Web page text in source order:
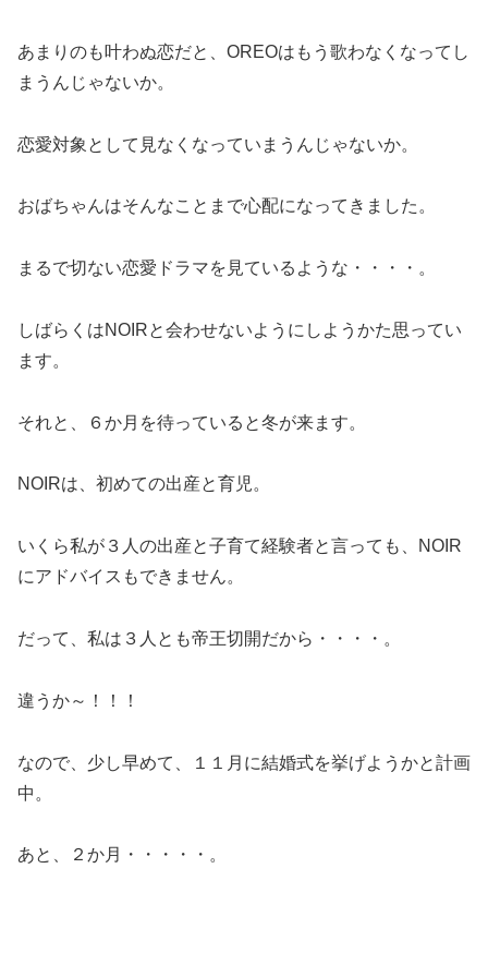
あまりのも叶わぬ恋だと、OREOはもう歌わなくなってし
まうんじゃないか。
恋愛対象として見なくなっていまうんじゃないか。
おばちゃんはそんなことまで心配になってきました。
まるで切ない恋愛ドラマを見ているような・・・・。
しばらくはNOIRと会わせないようにしようかた思ってい
ます。
それと、６か月を待っていると冬が来ます。
NOIRは、初めての出産と育児。
いくら私が３人の出産と子育て経験者と言っても、NOIR
にアドバイスもできません。
だって、私は３人とも帝王切開だから・・・・。
違うか～！！！
なので、少し早めて、１１月に結婚式を挙げようかと計画
中。
あと、２か月・・・・・。